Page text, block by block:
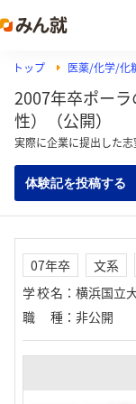
トップ 医薬/化学/化
2007年卒ポー
性）（公開）
実際に企業に提出した
体験記を投稿する
07年卒 文系
学校名 ： 横浜国立
職種 ： 非公開